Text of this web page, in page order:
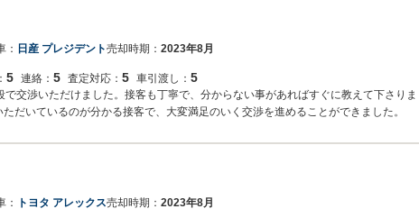
： 日産 プレジデント売却時期： 2023年8月
5 連絡： 5 査定対応： 5 車引渡し： 5
交渉いただけました。接客も丁寧で、分からない事があればすぐに教えて下さりま
だいているのが分かる接客で、大変満足のいく交渉を進めることができました。
： トヨタ アレックス売却時期： 2023年8月